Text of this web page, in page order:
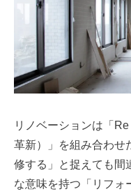
リノベーションは「
革新）」を組み合わせ
修する」と捉えても間
な意味を持つ「リフォ